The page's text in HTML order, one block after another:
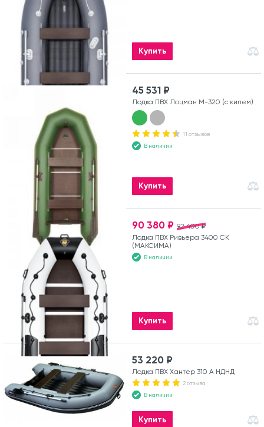
Купить
45 531 ₽
Лодка ПВХ Лоцман М-320 (с килем)
11 отзывов
В наличии
Купить
92 400 ₽
90 380 ₽
Лодка ПВХ Ривьера 3400 СК
(МАКСИМА)
В наличии
Купить
53 220 ₽
Лодка ПВХ Хантер 310 А НДНД
2 отзыва
В наличии
Купить